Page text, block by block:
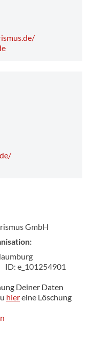
GmbH
ID: e_101254901
Deiner Daten
hiereine Löschung